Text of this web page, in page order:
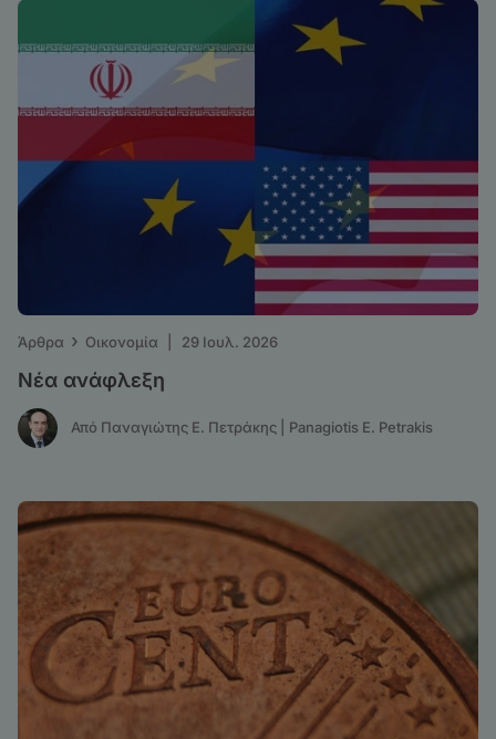
Άρθρα › Οικονομία 29 Ιουλ. 2026
Νέα ανάφλεξη
Από Παναγιώτης Ε. Πετράκης | Panagiotis E. Petrakis